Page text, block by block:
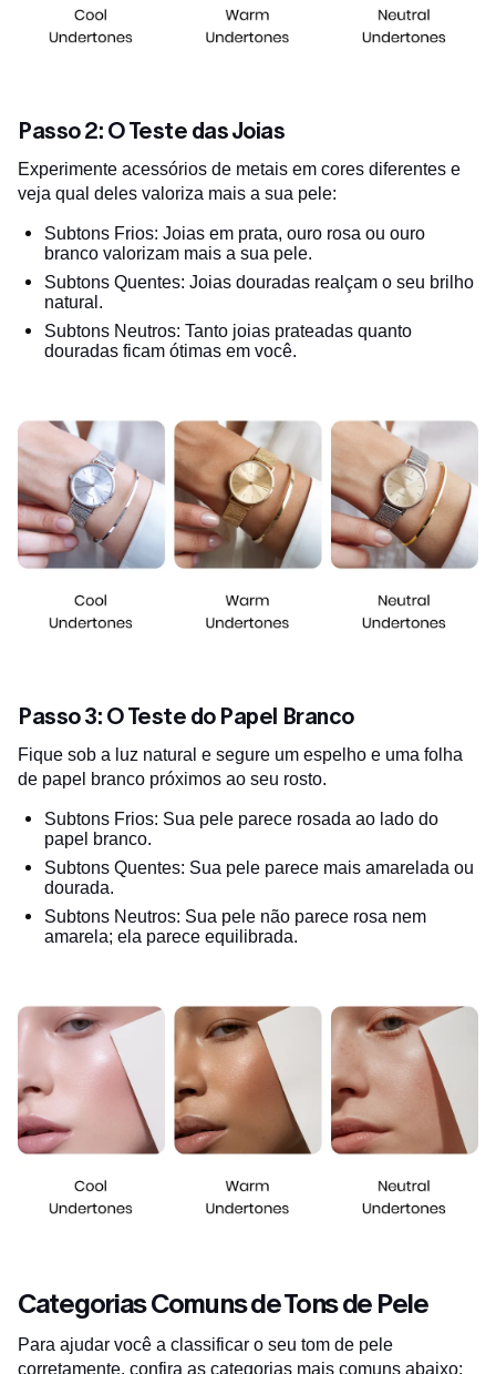
Passo 2: O Teste das Joias
Experimente acessórios de metais em cores diferentes e
veja qual deles valoriza mais a sua pele:
Subtons Frios: Joias em prata, ouro rosa ou ouro
branco valorizam mais a sua pele.
Subtons Quentes: Joias douradas realçam o seu brilho
natural.
Subtons Neutros: Tanto joias prateadas quanto
douradas ficam ótimas em você.
Passo 3: O Teste do Papel Branco
Fique sob a luz natural e segure um espelho e uma folha
de papel branco próximos ao seu rosto.
Subtons Frios: Sua pele parece rosada ao lado do
papel branco.
Subtons Quentes: Sua pele parece mais amarelada ou
dourada.
Subtons Neutros: Sua pele não parece rosa nem
amarela; ela parece equilibrada.
Categorias Comuns de Tons de Pele
Para ajudar você a classificar o seu tom de pele
corretamente, confira as categorias mais comuns abaixo: